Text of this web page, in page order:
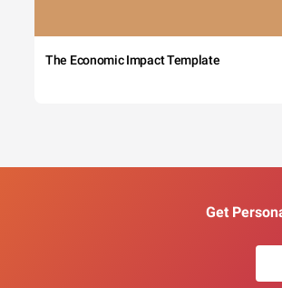
The Economic Impact Template
Get